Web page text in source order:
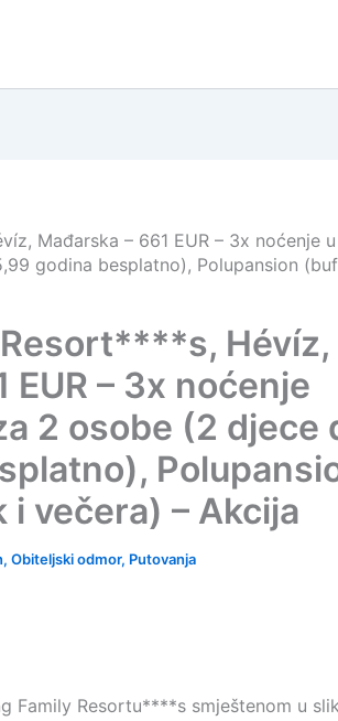
Mađarska – 661 EUR – 3x noćenje
godina besplatno), Polupansion
Hévíz,
EUR – 3x noćenje
2 osobe (2 djece
večera) – Akcija
, Obiteljski odmor, Putovanja
Family Resortu****s smještenom u